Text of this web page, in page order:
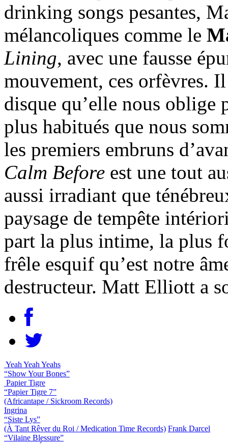
drinking songs pesantes,
mélancoliques comme le
Lining, avec une fausse
mouvement, ces orfèvres.
disque qu’elle nous oblige
plus habitués que nous
les premiers embruns
Calm Before est une tout
aussi irradiant que
paysage de tempête
part la plus intime, la plus
frêle esquif qu’est notre
destructeur. Matt Elliott a
Yeah Yeah Yeahs
“Show Your Bones”
Papier Tigre
“Papier Tigre 7”
(Africantape / Sickroom Records)
Ingrina
“Siste Lys”
(À Tant Rêver du Roi / Medication Time Records) Frank Darcel
“Vilaine Blessure”